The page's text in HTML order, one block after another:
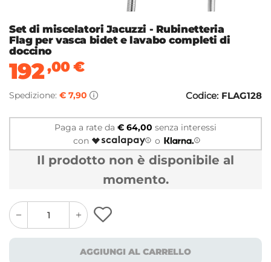
Set di miscelatori Jacuzzi - Rubinetteria
Flag per vasca bidet e lavabo completi di
doccino
192,00€
Spedizione: € 7,90 Codice: FLAG128
Paga a rate da € 64,00 senza interessi
con
o
Il prodotto non è disponibile al
momento.
quantity
button
quantity
minus
button
AGGIUNGI AL CARRELLO